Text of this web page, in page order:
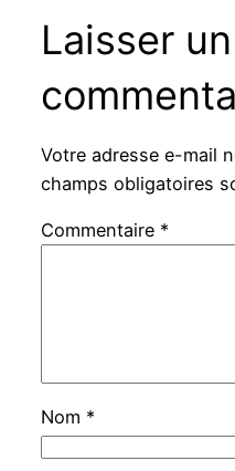
Laisser un
Votre adresse e-mail
champs obligatoires
Commentaire *
Nom *